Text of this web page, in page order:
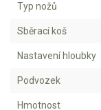
VARI
VARI malotraktory
VARI multifunkční
Typ nožů
Sběrací koš
Nastavení hloubky
Podvozek
Hmotnost